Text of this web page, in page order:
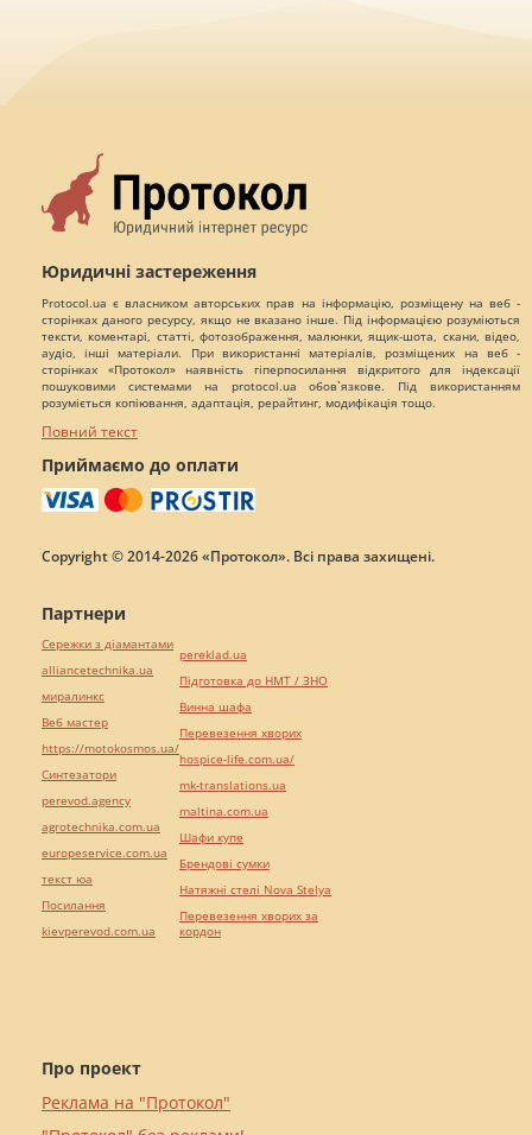
Юридичні застереження
Protocol.ua є власником авторських прав на інформацію, розміщену на веб -
сторінках даного ресурсу, якщо не вказано інше. Під інформацією розуміються
тексти, коментарі, статті, фотозображення, малюнки, ящик-шота, скани, відео,
аудіо, інші матеріали. При використанні матеріалів, розміщених на веб -
сторінках «Протокол» наявність гіперпосилання відкритого для індексації
пошуковими системами на protocol.ua обов`язкове. Під використанням
розуміється копіювання, адаптація, рерайтинг, модифікація тощо.
Повний текст
Приймаємо до оплати
Copyright © 2014-2026 «Протокол». Всі права захищені.
Про проект
Реклама на "Протокол"
Партнери
Сережки з діамантами
alliancetechnika.ua
миралинкс
Веб мастер
https://motokosmos.ua/
Синтезатори
perevod.agency
agrotechnika.com.ua
europeservice.com.ua
текст юа
Посилання
kievperevod.com.ua
pereklad.ua
Підготовка до НМТ / ЗНО
Винна шафа
Перевезення хворих
hospice-life.com.ua/
mk-translations.ua
maltina.com.ua
Шафи купе
Брендові сумки
Натяжні стелі Nova Stelya
Перевезення хворих за
кордон